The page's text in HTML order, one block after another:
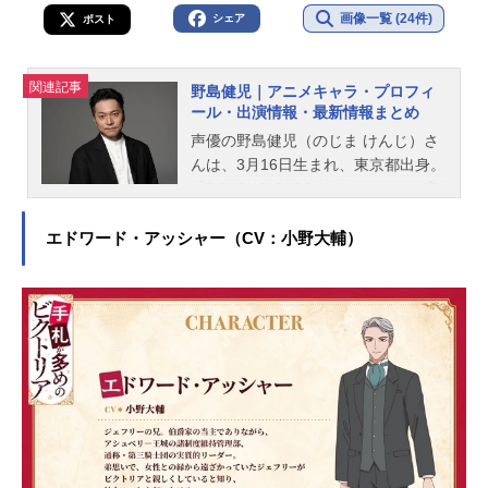
ポスト シェア 画像一覧 (24件)
関連記事
野島健児｜アニメキャラ・プロフィ
ール・出演情報・最新情報まとめ
声優の野島健児（のじま けんじ）さ
んは、3月16日生まれ、東京都出身。
H』の奥村英二役など、人気作品のキ
ちらでは、野島健児さんのオススメ
記事をご紹介！
エドワード・アッシャー（CV：小野大輔）